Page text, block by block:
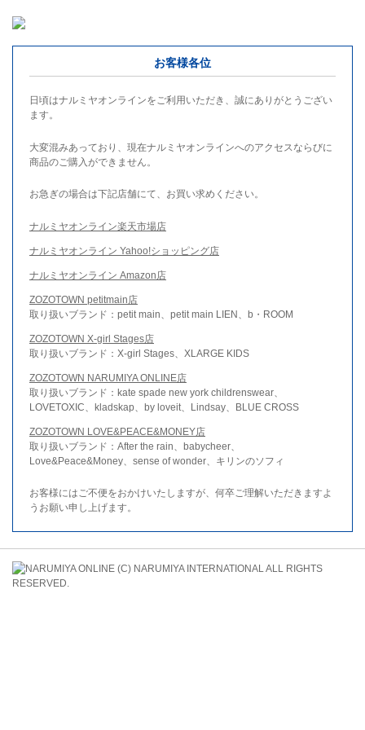
お客様各位
日頃はナルミヤオンラインをご利用いただき、誠にありがとうござい
ます。
大変混みあっており、現在ナルミヤオンラインへのアクセスならびに
商品のご購入ができません。
お急ぎの場合は下記店舗にて、お買い求めください。
ナルミヤオンライン楽天市場店
ナルミヤオンライン Yahoo!ショッピング店
ナルミヤオンライン Amazon店
ZOZOTOWN petitmain店
取り扱いブランド：petit main、petit main LIEN、b・ROOM
ZOZOTOWN X-girl Stages店
取り扱いブランド：X-girl Stages、XLARGE KIDS
ZOZOTOWN NARUMIYA ONLINE店
取り扱いブランド：kate spade new york childrenswear、
LOVETOXIC、kladskap、by loveit、Lindsay、BLUE CROSS
ZOZOTOWN LOVE&PEACE&MONEY店
取り扱いブランド：After the rain、babycheer、
Love&Peace&Money、sense of wonder、キリンのソフィ
お客様にはご不便をおかけいたしますが、何卒ご理解いただきますよ
うお願い申し上げます。